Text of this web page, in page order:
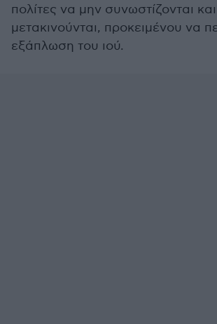
πολίτες να μην συνωστίζονται
μετακινούνται, προκειμένου να
εξάπλωση του ιού.